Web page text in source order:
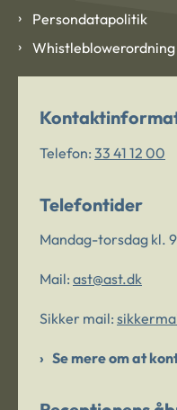
Persondatapolitik
Whistleblowerordning
Telefon: 33 41 12 00
Telefontider
Mandag-torsdag kl.
Mail: ast@ast.dk
Sikker mail:
Se mere om at